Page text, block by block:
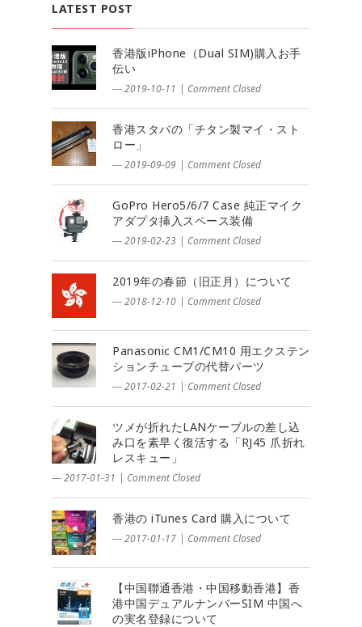
LATEST POST
香港版iPhone（Dual SIM)購入お手
伝い
― 2019-10-11 | Comment Closed
香港スタバの「チタン製マイ・スト
ロー」
― 2019-09-09 | Comment Closed
GoPro Hero5/6/7 Case 純正マイク
アダプタ挿入スペース装備
― 2019-02-23 | Comment Closed
2019年の春節（旧正月）について
― 2018-12-10 | Comment Closed
Panasonic CM1/CM10 用エクステン
ションチューブの代替パーツ
― 2017-02-21 | Comment Closed
ツメが折れたLANケーブルの差し込
み口を素早く復活する「RJ45 爪折れ
レスキュー」
― 2017-01-31 | Comment Closed
香港の iTunes Card 購入について
― 2017-01-17 | Comment Closed
【中国聯通香港・中国移動香港】香
港中国デュアルナンバーSIM 中国へ
の実名登録について